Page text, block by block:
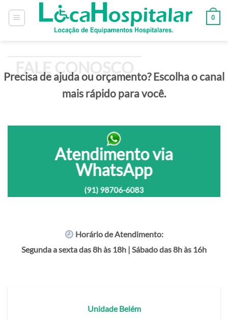
0
FALE CONOSCO
Precisa de ajuda ou orçamento? Escolha o canal
mais rápido para você.
Atendimento via
WhatsApp
(91) 98706-6083
Horário de Atendimento:
Segunda a sexta das 8h às 18h | Sábado das 8h às 16h
Unidade Belém